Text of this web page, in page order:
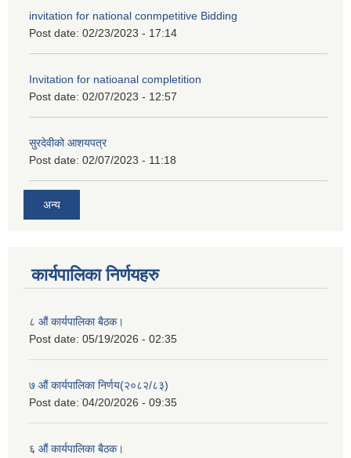
invitation for national conmpetitive Bidding
Post date: 02/23/2023 - 17:14
Invitation for natioanal completition
Post date: 02/07/2023 - 12:57
सुरदेवीको आशयपत्र
Post date: 02/07/2023 - 11:18
अन्य
कार्यपालिका निर्णयहरु
८ औं कार्यपालिका बैठक।
Post date: 05/19/2026 - 02:35
७ औं कार्यपालिका निर्णय(२०८२/८३)
Post date: 04/20/2026 - 09:35
६ औं कार्यपालिका बैठक।